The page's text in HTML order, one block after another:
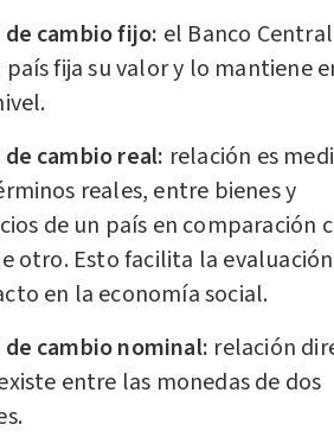
cambio fijo: el Banco
país fija su valor y lo mantiene
cambio real: relación es
reales, entre bienes y
de un país en comparación
otro. Esto facilita la
en la economía social.
cambio nominal: relación
entre las monedas de dos